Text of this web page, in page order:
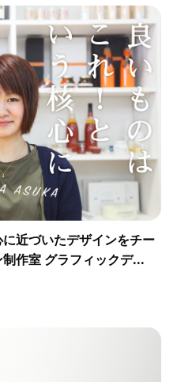
近づいたデザインをチー
作室 グラフィックデ...